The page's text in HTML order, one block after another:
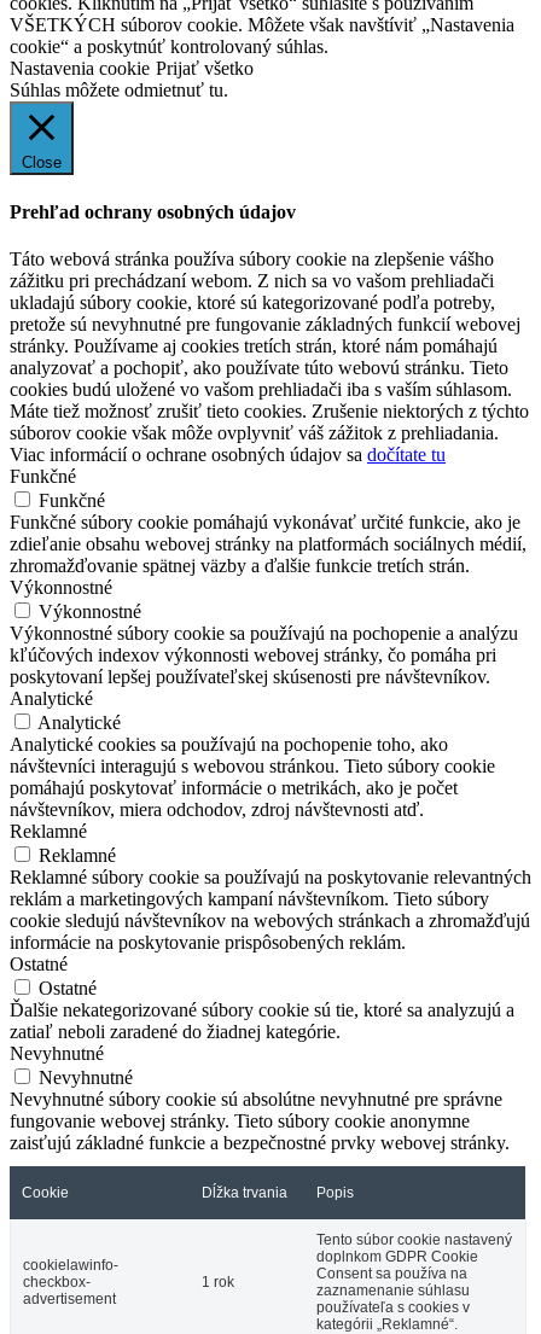
VŠETKÝCH súborov cookie. Môžete však navštíviť „Nastavenia
cookie“ a poskytnúť kontrolovaný súhlas.
Nastavenia cookie Prijať všetko
Súhlas môžete odmietnuť tu.
Close
Prehľad ochrany osobných údajov
Táto webová stránka používa súbory cookie na zlepšenie vášho
zážitku pri prechádzaní webom. Z nich sa vo vašom prehliadači
ukladajú súbory cookie, ktoré sú kategorizované podľa potreby,
pretože sú nevyhnutné pre fungovanie základných funkcií webovej
stránky. Používame aj cookies tretích strán, ktoré nám pomáhajú
analyzovať a pochopiť, ako používate túto webovú stránku. Tieto
cookies budú uložené vo vašom prehliadači iba s vaším súhlasom.
Máte tiež možnosť zrušiť tieto cookies. Zrušenie niektorých z týchto
súborov cookie však môže ovplyvniť váš zážitok z prehliadania.
Viac informácií o ochrane osobných údajov sa dočítate tu
Funkčné
Funkčné
Funkčné súbory cookie pomáhajú vykonávať určité funkcie, ako je
zdieľanie obsahu webovej stránky na platformách sociálnych médií,
zhromažďovanie spätnej väzby a ďalšie funkcie tretích strán.
Výkonnostné
Výkonnostné
Výkonnostné súbory cookie sa používajú na pochopenie a analýzu
kľúčových indexov výkonnosti webovej stránky, čo pomáha pri
poskytovaní lepšej používateľskej skúsenosti pre návštevníkov.
Analytické
Analytické
Analytické cookies sa používajú na pochopenie toho, ako
návštevníci interagujú s webovou stránkou. Tieto súbory cookie
pomáhajú poskytovať informácie o metrikách, ako je počet
návštevníkov, miera odchodov, zdroj návštevnosti atď.
Reklamné
Reklamné
Reklamné súbory cookie sa používajú na poskytovanie relevantných
reklám a marketingových kampaní návštevníkom. Tieto súbory
cookie sledujú návštevníkov na webových stránkach a zhromažďujú
informácie na poskytovanie prispôsobených reklám.
Ostatné
Ostatné
Ďalšie nekategorizované súbory cookie sú tie, ktoré sa analyzujú a
zatiaľ neboli zaradené do žiadnej kategórie.
Nevyhnutné
Nevyhnutné
Nevyhnutné súbory cookie sú absolútne nevyhnutné pre správne
fungovanie webovej stránky. Tieto súbory cookie anonymne
zaisťujú základné funkcie a bezpečnostné prvky webovej stránky.
Cookie Dĺžka trvania Popis
cookielawinfo-
checkbox-
advertisement
1 rok
Tento súbor cookie nastavený
doplnkom GDPR Cookie
Consent sa používa na
zaznamenanie súhlasu
používateľa s cookies v
kategórii „Reklamné“.